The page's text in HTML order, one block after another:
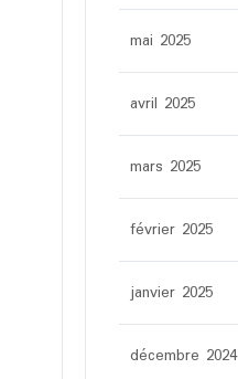
mai 2025
avril 2025
mars 2025
février 2025
janvier 2025
décembre 2024